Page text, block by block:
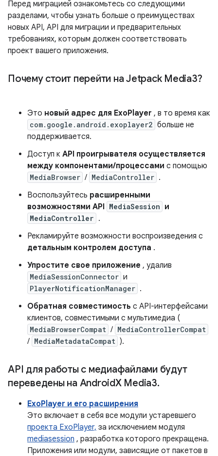
Перед миграцией ознакомьтесь со следующими
разделами, чтобы узнать больше о преимуществах
новых API, API для миграции и предварительных
требованиях, которым должен соответствовать
проект вашего приложения.
Почему стоит перейти на Jetpack Media3?
Это новый адрес для ExoPlayer , в то время как
com.google.android.exoplayer2 больше не
поддерживается.
Доступ к API проигрывателя осуществляется
между компонентами/процессами с помощью
MediaBrowser / MediaController .
Воспользуйтесь расширенными
возможностями API MediaSession и
MediaController .
Рекламируйте возможности воспроизведения с
детальным контролем доступа .
Упростите свое приложение , удалив
MediaSessionConnector и
PlayerNotificationManager .
Обратная совместимость с API-интерфейсами
клиентов, совместимыми с мультимедиа (
MediaBrowserCompat / MediaControllerCompat
/ MediaMetadataCompat ).
API для работы с медиафайлами будут
переведены на AndroidX Media3.
ExoPlayer и его расширения
Это включает в себя все модули устаревшего
проекта ExoPlayer, за исключением модуля
mediasession , разработка которого прекращена.
Приложения или модули, зависящие от пакетов в